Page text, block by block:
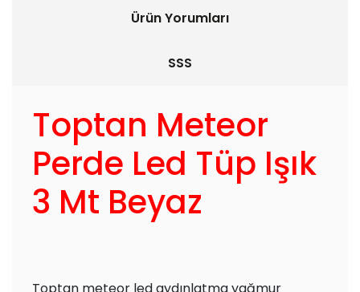
Ürün Yorumları
SSS
Toptan Meteor
Perde Led Tüp Işık
3 Mt Beyaz